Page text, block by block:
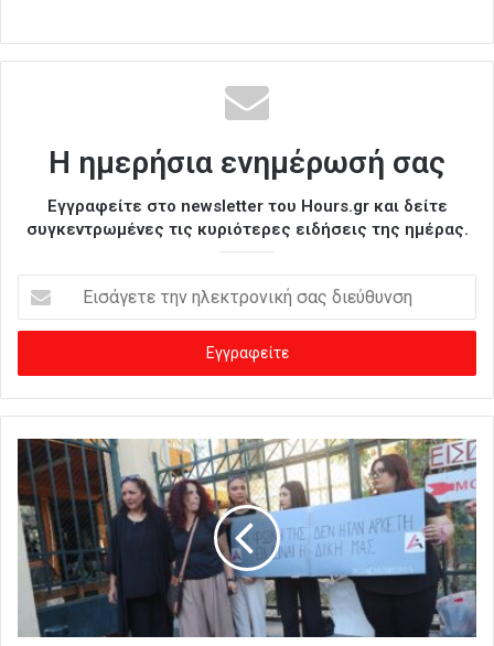
Η ημερήσια ενημέρωσή σας
Εγγραφείτε στο newsletter του Hours.gr και δείτε
συγκεντρωμένες τις κυριότερες ειδήσεις της ημέρας.
σ
γ
ε
τ
η
ν
η